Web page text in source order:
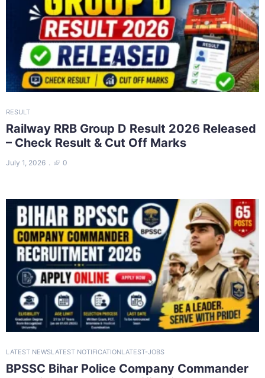
RESULT
Railway RRB Group D Result 2026 Released
– Check Result & Cut Off Marks
July 1, 2026 0
LATEST NEWSLATEST NOTIFICATIONLATEST-JOBS
BPSSC Bihar Police Company Commander